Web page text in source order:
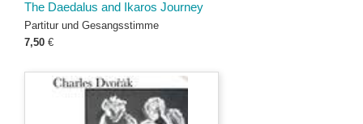
The Daedalus and Ikaros Journey
Partitur und Gesangsstimme
7,50 €